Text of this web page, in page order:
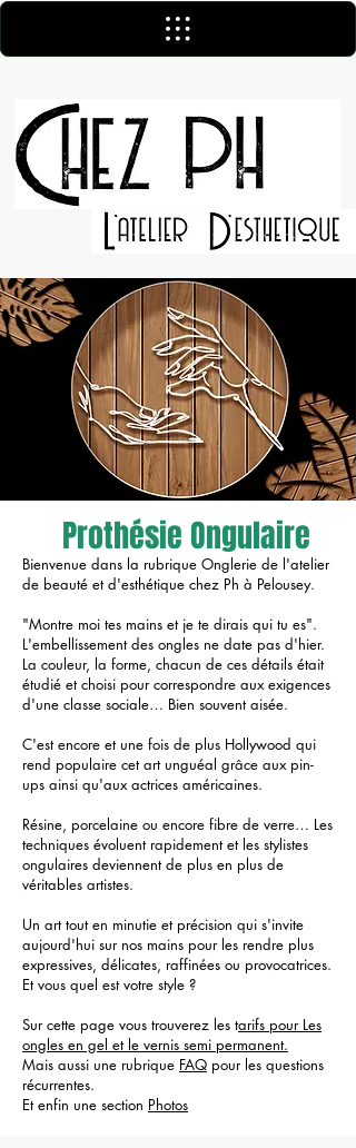
Prothésie Ongulaire
Bienvenue dans la rubrique Onglerie de l'atelier
de beauté et d'esthétique chez Ph à Pelousey.
"Montre moi tes mains et je te dirais qui tu es".
L'embellissement des ongles ne date pas d'hier.
La couleur, la forme, chacun de ces détails était
étudié et choisi pour correspondre aux exigences
d'une classe sociale… Bien souvent aisée.
C'est encore et une fois de plus Hollywood qui
rend populaire cet art unguéal grâce aux pin-
ups ainsi qu'aux actrices américaines.
Résine, porcelaine ou encore fibre de verre… Les
techniques évoluent rapidement et les stylistes
ongulaires deviennent de plus en plus de
véritables artistes.
Un art tout en minutie et précision qui s'invite
aujourd'hui sur nos mains pour les rendre plus
expressives, délicates, raffinées ou provocatrices.
Et vous quel est votre style ?
Sur cette page vous trouverez les tarifs pour Les
ongles en gel et le vernis semi permanent.
Mais aussi une rubrique FAQ pour les questions
récurrentes.
Et enfin une section Photos